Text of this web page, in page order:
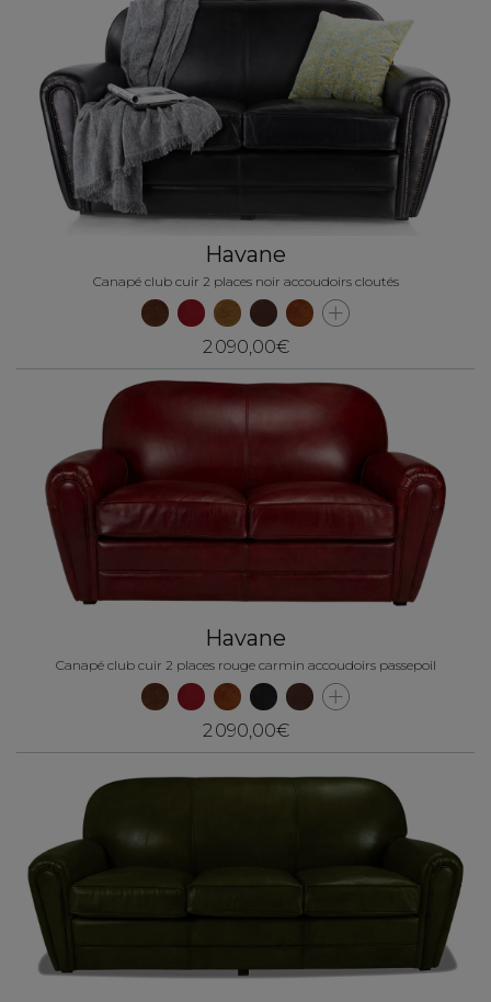
Havane
Canapé club cuir 2 places noir accoudoirs cloutés
2 090,00€
Havane
Canapé club cuir 2 places rouge carmin accoudoirs passepoil
2 090,00€